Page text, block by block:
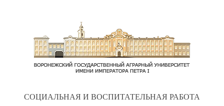
CОЦИАЛЬНАЯ И ВОСПИТАТЕЛЬНАЯ РАБОТА